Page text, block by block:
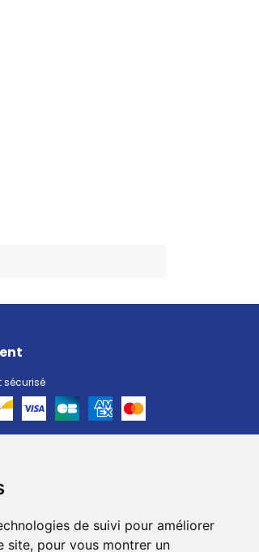
de suivi pour améliorer
site, pour vous montrer un
sécurisé
dans un Point Relais